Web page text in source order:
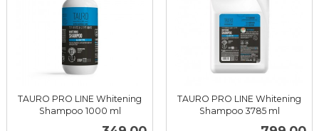
TAURO PRO LINE Whitening
Shampoo 1000 ml
TAURO PRO LINE Whitening
Shampoo 3785 ml